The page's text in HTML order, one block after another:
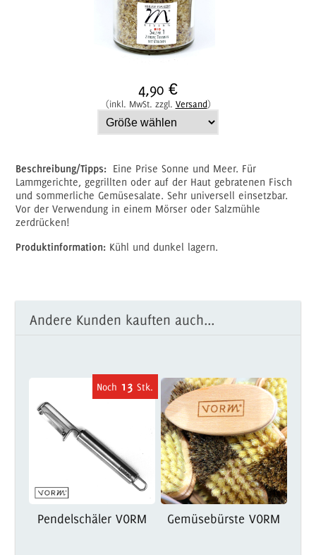
4,90 €
(inkl. MwSt. zzgl. Versand)
Beschreibung/Tipps: Eine Prise Sonne und Meer. Für
Lammgerichte, gegrillten oder auf der Haut gebratenen Fisch
und sommerliche Gemüsesalate. Sehr universell einsetzbar.
Vor der Verwendung in einem Mörser oder Salzmühle
zerdrücken!
Produktinformation: Kühl und dunkel lagern.
Andere Kunden kauften auch...
13
Pendelschäler VORM Gemüsebürste VORM